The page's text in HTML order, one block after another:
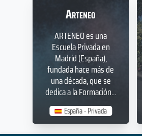
Duración
Grado Superior
Nivel
Presencial
Modalidad
España - Privada
Arteneo
ARTENEO es una
Escuela Privada en
Madrid (España),
fundada hace más de
una década, que se
dedica a la Formación...